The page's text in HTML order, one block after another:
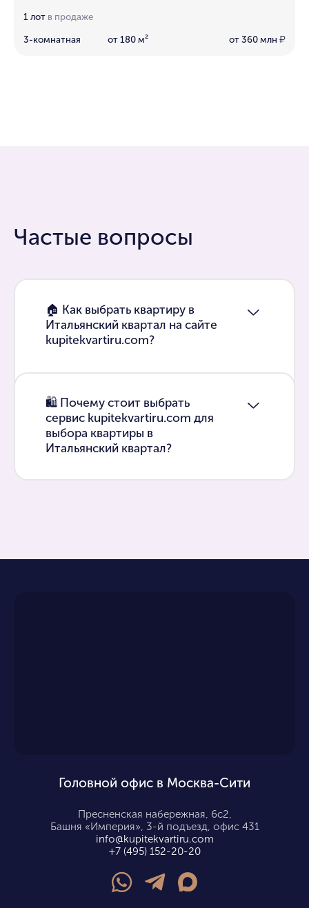
1 лот в продаже
3-комнатная от 180 м² от 360 млн ₽
Частые вопросы
🏠 Как выбрать квартиру в
Итальянский квартал на сайте
kupitekvartiru.com?
🛍 Почему стоит выбрать
сервис kupitekvartiru.com для
выбора квартиры в
Итальянский квартал?
Головной офис в Москва-Сити
Пресненская набережная, 6с2,
Башня «Империя», 3-й подъезд, офис 431
info@kupitekvartiru.com
+7 (495) 152-20-20